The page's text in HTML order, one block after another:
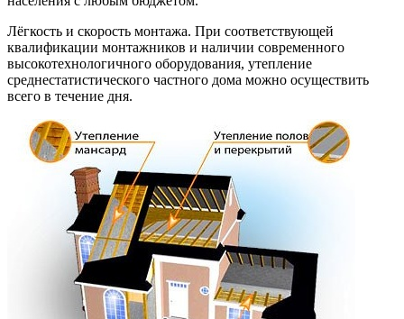
Лёгкость и скорость монтажа. При соответствующей
квалификации монтажников и наличии современного
высокотехнологичного оборудования, утепление
среднестатистического частного дома можно осуществить
всего в течение дня.